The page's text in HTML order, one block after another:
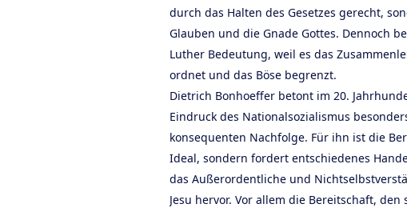
durch das Halten des Gesetzes gerecht,
Glauben und die Gnade Gottes. Dennoch
Luther Bedeutung, weil es das
ordnet und das Böse begrenzt.
Dietrich Bonhoeffer betont im 20.
Eindruck des Nationalsozialismus
konsequenten Nachfolge. Für ihn ist die
Ideal, sondern fordert entschiedenes
das Außerordentliche und
Jesu hervor. Vor allem die Bereitschaft, den